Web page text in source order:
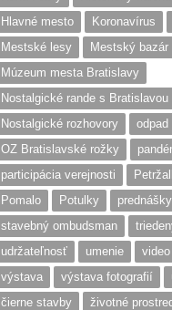
Hlavné mesto
Koronavírus
Mestské lesy
Mestský bazár
Múzeum mesta Bratislavy
Nostalgické rande s Bratislavou
Nostalgické rozhovory
odpad
OZ Bratislavské rožky
participácia verejnosti
Pomalo
Potulky prednášky
stavebný ombudsman
udržateľnosť
umenie video
výstava
výstava fotografií
čierne stavby
životné